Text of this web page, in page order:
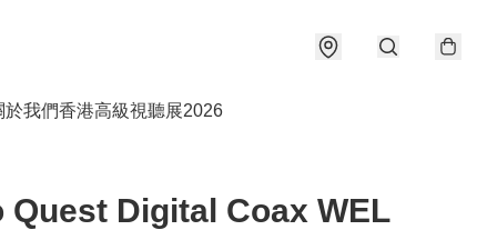
於我們香港高級視聽展2026
Quest Digital Coax WEL